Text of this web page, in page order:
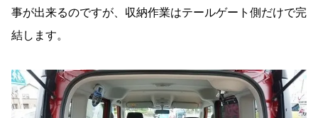
事が出来るのですが、収納作業はテールゲート側だけで完
結します。